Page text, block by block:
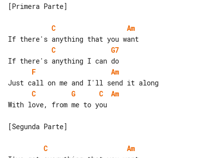
[Primera Parte]
C
Am
C
G7
F
Am
C
G C
Am
With love, from me to you
[Segunda Parte]
C
Am